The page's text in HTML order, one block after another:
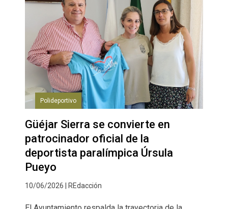
Polideportivo
Güéjar Sierra se convierte en
patrocinador oficial de la
deportista paralímpica Úrsula
Pueyo
10/06/2026 | REdacción